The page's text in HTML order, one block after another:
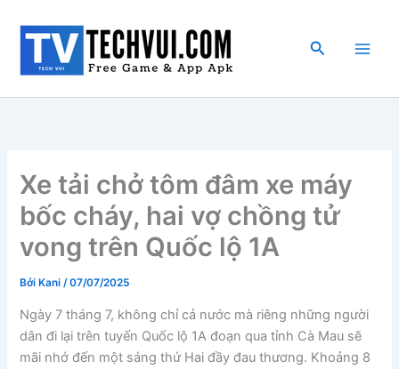
dung
Tìm
Xe tải chở tôm đâm xe máy
bốc cháy, hai vợ chồng tử
vong trên Quốc lộ 1A
Bởi Kani/07/07/2025
Ngày 7 tháng 7, không chỉ cả nước mà riêng những người
dân đi lại trên tuyến Quốc lộ 1A đoạn qua tỉnh Cà Mau sẽ
mãi nhớ đến một sáng thứ Hai đầy đau thương. Khoảng 8